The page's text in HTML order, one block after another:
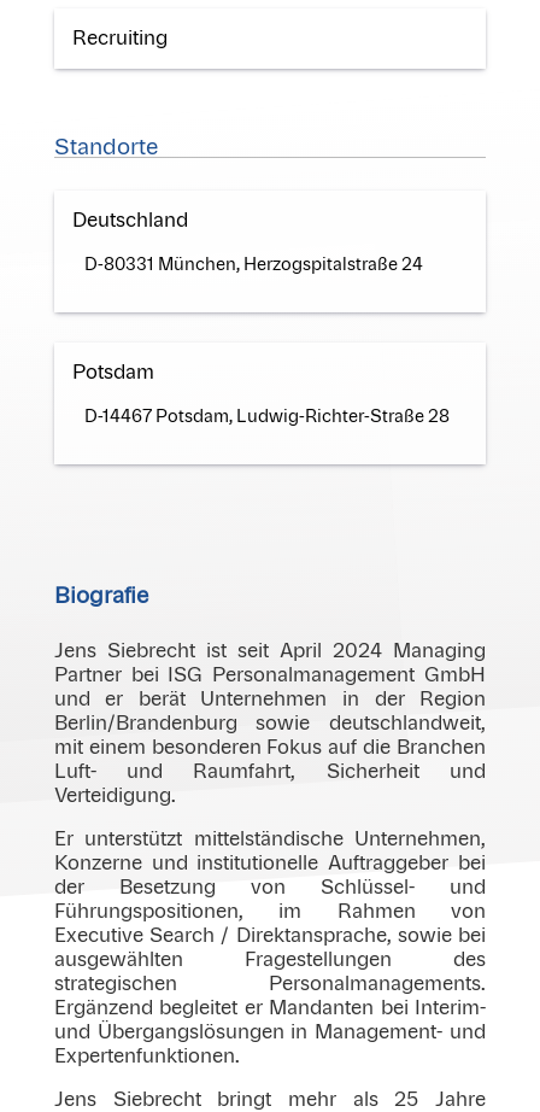
Recruiting
Standorte
Deutschland
D-80331 München, Herzogspitalstraße 24
Potsdam
D-14467 Potsdam, Ludwig-Richter-Straße 28
Biografie
Jens Siebrecht ist seit April 2024 Managing
Partner bei ISG Personalmanagement GmbH
und er berät Unternehmen in der Region
Berlin/Brandenburg sowie deutschlandweit,
mit einem besonderen Fokus auf die Branchen
Luft- und Raumfahrt, Sicherheit und
Verteidigung.
Er unterstützt mittelständische Unternehmen,
Konzerne und institutionelle Auftraggeber bei
der Besetzung von Schlüssel- und
Führungspositionen, im Rahmen von
Executive Search / Direktansprache, sowie bei
ausgewählten Fragestellungen des
strategischen Personalmanagements.
Ergänzend begleitet er Mandanten bei Interim-
und Übergangslösungen in Management- und
Expertenfunktionen.
Jens Siebrecht bringt mehr als 25 Jahre